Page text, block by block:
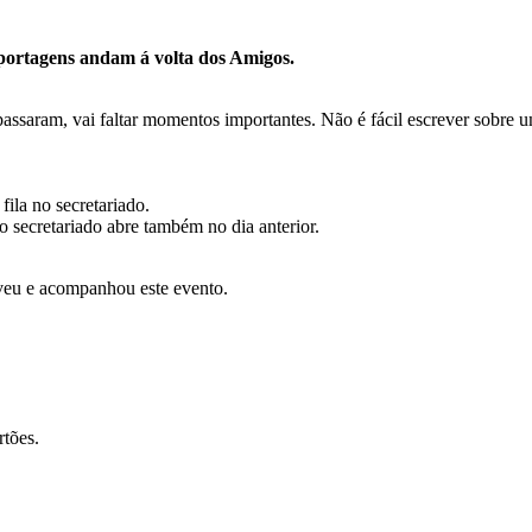
andam á volta dos Amigos.
vai faltar momentos importantes. Não é fácil escrever sobre
no secretariado.
secretariado abre também no dia anterior.
e acompanhou este evento.